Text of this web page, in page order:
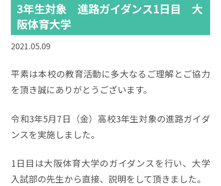
3年生対象 進路ガイダンス1日目 大
阪体育大学
2021.05.09
平素は本校の教育活動に多大なるご理解とご協力
を頂き誠にありがとうございます。
令和3年5月7日（金）高校3年生対象の進路ガイダ
ンスを実施しました。
1日目は大阪体育大学のガイダンスを行い、大学
入試部の先生から直接、説明をして頂きました。